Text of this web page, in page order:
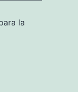
la